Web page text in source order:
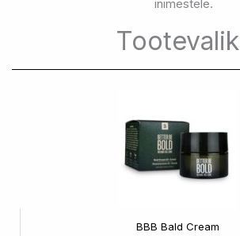
inimestele.
Tootevalik
BBB Bald Cream